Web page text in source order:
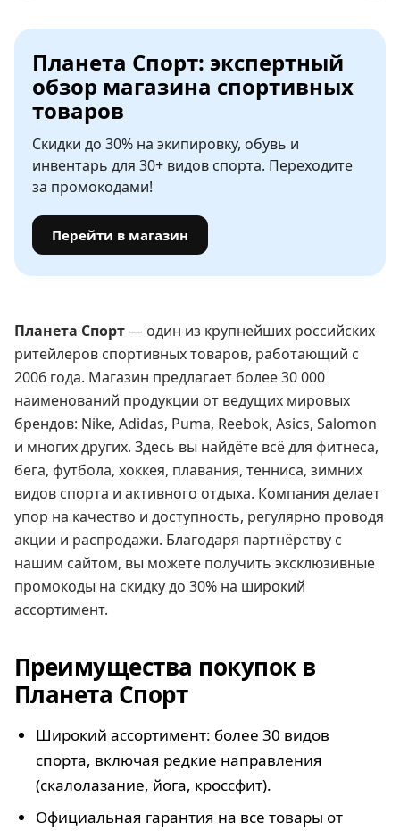
Планета Спорт: экспертный
обзор магазина спортивных
товаров
Скидки до 30% на экипировку, обувь и
инвентарь для 30+ видов спорта. Переходите
за промокодами!
Перейти в магазин
Планета Спорт— один из крупнейших российских
ритейлеров спортивных товаров, работающий с
2006 года. Магазин предлагает более 30 000
наименований продукции от ведущих мировых
брендов: Nike, Adidas, Puma, Reebok, Asics, Salomon
и многих других. Здесь вы найдёте всё для фитнеса,
бега, футбола, хоккея, плавания, тенниса, зимних
видов спорта и активного отдыха. Компания делает
упор на качество и доступность, регулярно проводя
акции и распродажи. Благодаря партнёрству с
нашим сайтом, вы можете получить эксклюзивные
промокоды на скидку до 30% на широкий
ассортимент.
Преимущества покупок в
Планета Спорт
Широкий ассортимент: более 30 видов
спорта, включая редкие направления
(скалолазание, йога, кроссфит).
Официальная гарантия на все товары от